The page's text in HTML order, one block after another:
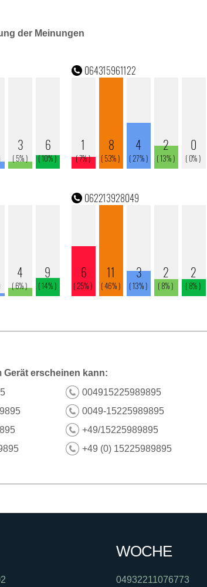
der Meinungen
Gerät erscheinen kann:
004915225989895
0049-15225989895
+49/15225989895
+49 (0) 15225989895
WOCHE
04932211076773